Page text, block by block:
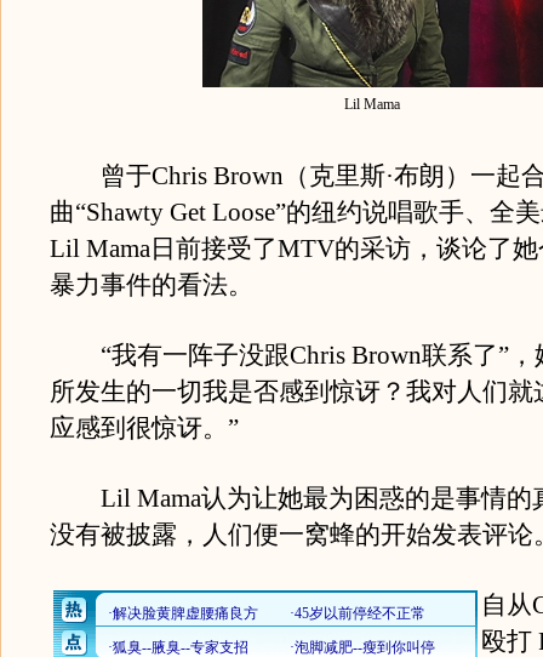
Lil Mama
曾于Chris Brown（克里斯·布朗）一起
曲“Shawty Get Loose”的纽约说唱歌手、全
Lil Mama日前接受了MTV的采访，谈论了
暴力事件的看法。
“我有一阵子没跟Chris Brown联系了”，
所发生的一切我是否感到惊讶？我对人们就
应感到很惊讶。”
Lil Mama认为让她最为困惑的是事情的
没有被披露，人们便一窝蜂的开始发表评论
自从
殴打